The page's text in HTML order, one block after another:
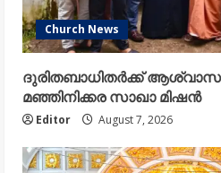
Church News
ദുരിതബാധിതർക്ക്
മഞ്ഞിനിക്കര സാഖാ മിഷൻ
Editor August 7, 2026